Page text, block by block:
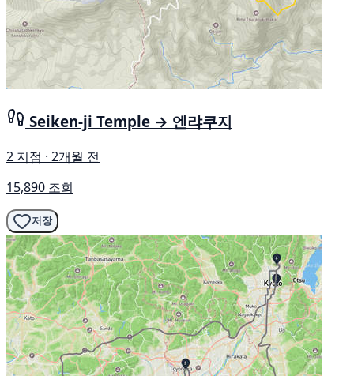
Seiken-ji Temple → 엔랴쿠지
2 지점 · 2개월 전
15,890 조회
저장